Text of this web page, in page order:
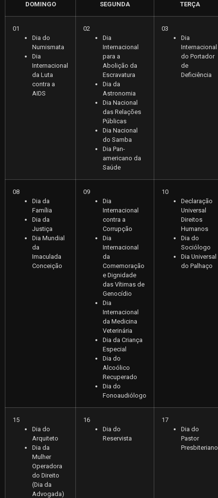
DOMINGO SEGUNDA TERÇA
01
Dia do
Numismata
Dia
Internacional
da Luta
contra a
AIDS
02
Dia
Internacional
para a
Abolição da
Escravatura
Dia da
Astronomia
Dia Nacional
das Relações
Públicas
Dia Nacional
do Samba
Dia Pan-
americano da
Saúde
03
Dia
Internacional
do Portador
de
Deficiência
08
Dia da
Família
Dia da
Justiça
Dia Mundial
da
Imaculada
Conceição
09
Dia
Internacional
contra a
Corrupção
Dia
Internacional
da
Comemoração
e Dignidade
das Vítimas de
Genocídio
Dia
Internacional
da Medicina
Veterinária
Dia da Criança
Especial
Dia do
Alcoólico
Recuperado
Dia do
Fonoaudiólogo
10
Declaração
Universal
Direitos
Humanos
Dia do
Sociólogo
Dia Universal
do Palhaço
15
Dia do
Arquiteto
Dia da
Mulher
Operadora
do Direito
(Dia da
Advogada)
16
Dia do
Reservista
17
Dia do
Pastor
Presbiteriano